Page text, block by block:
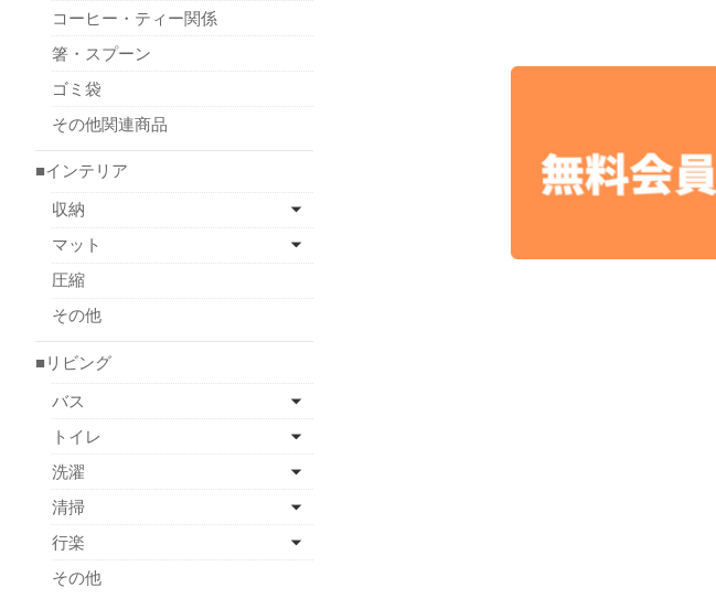
コーヒー・ティー関係
箸・スプーン
ゴミ袋
その他関連商品
■インテリア
収納
マット
圧縮
その他
■リビング
バス
トイレ
洗濯
清掃
行楽
その他